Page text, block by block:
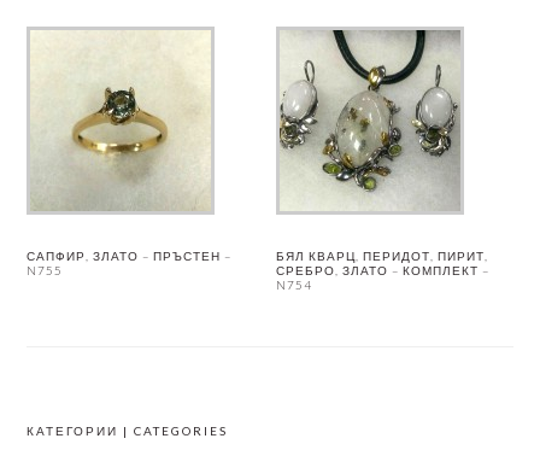
САПФИР, ЗЛАТО – ПРЪСТЕН –
N755
БЯЛ КВАРЦ, ПЕРИДОТ, ПИРИТ,
СРЕБРО, ЗЛАТО – КОМПЛЕКТ –
N754
FOOTER
КАТЕГОРИИ | CATEGORIES